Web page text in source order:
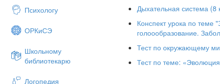
Психологу
ОРКиСЭ
Школьному
библиотекарю
Логопедия
Задание 2 на установление
11. Укажите
организм человека.
А) трахея;
Б) бронхиальные веточки;
Дыхательная система (8
Конспект урока по теме
голоообразование.
Тест по окружающему
Тест по теме: